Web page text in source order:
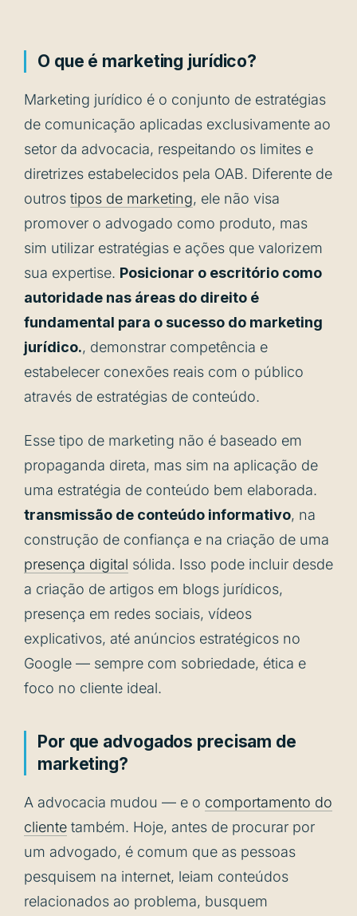
O que é marketing jurídico?
Marketing jurídico é o conjunto de estratégias
de comunicação aplicadas exclusivamente ao
setor da advocacia, respeitando os limites e
diretrizes estabelecidos pela OAB. Diferente de
outros tipos de marketing, ele não visa
promover o advogado como produto, mas
sim utilizar estratégias e ações que valorizem
sua expertise. Posicionar o escritório como
autoridade nas áreas do direito é
fundamental para o sucesso do marketing
jurídico., demonstrar competência e
estabelecer conexões reais com o público
através de estratégias de conteúdo.
Esse tipo de marketing não é baseado em
propaganda direta, mas sim na aplicação de
uma estratégia de conteúdo bem elaborada.
transmissão de conteúdo informativo, na
construção de confiança e na criação de uma
presença digital sólida. Isso pode incluir desde
a criação de artigos em blogs jurídicos,
presença em redes sociais, vídeos
explicativos, até anúncios estratégicos no
Google — sempre com sobriedade, ética e
foco no cliente ideal.
Por que advogados precisam de
marketing?
A advocacia mudou — e o comportamento do
cliente também. Hoje, antes de procurar por
um advogado, é comum que as pessoas
pesquisem na internet, leiam conteúdos
relacionados ao problema, busquem